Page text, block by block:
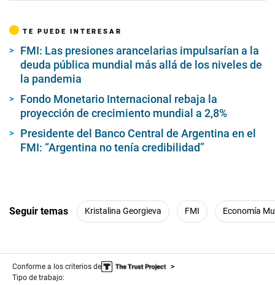
TE PUEDE INTERESAR
FMI: Las presiones arancelarias impulsarían a la
deuda pública mundial más allá de los niveles de
la pandemia
Fondo Monetario Internacional rebaja la
proyección de crecimiento mundial a 2,8%
Presidente del Banco Central de Argentina en el
FMI: “Argentina no tenía credibilidad”
Seguir temas Kristalina Georgieva FMI Economía
Conforme a los criterios de
Tipo de trabajo: